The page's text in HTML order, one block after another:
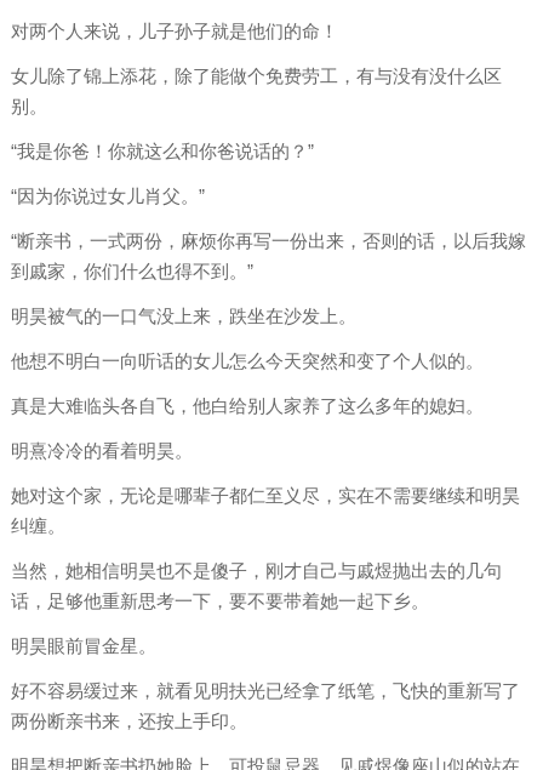
对两个人来说，儿子孙子就是他们的命！
女儿除了锦上添花，除了能做个免费劳工，有与没有没什么区
别。
“我是你爸！你就这么和你爸说话的？”
“因为你说过女儿肖父。”
“断亲书，一式两份，麻烦你再写一份出来，否则的话，以后我嫁
到戚家，你们什么也得不到。”
明昊被气的一口气没上来，跌坐在沙发上。
他想不明白一向听话的女儿怎么今天突然和变了个人似的。
真是大难临头各自飞，他白给别人家养了这么多年的媳妇。
明熹冷冷的看着明昊。
她对这个家，无论是哪辈子都仁至义尽，实在不需要继续和明昊
纠缠。
当然，她相信明昊也不是傻子，刚才自己与戚煜抛出去的几句
话，足够他重新思考一下，要不要带着她一起下乡。
明昊眼前冒金星。
好不容易缓过来，就看见明扶光已经拿了纸笔，飞快的重新写了
两份断亲书来，还按上手印。